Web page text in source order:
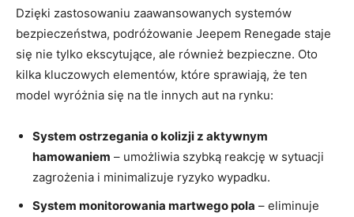
Dzięki zastosowaniu zaawansowanych ‌systemów
bezpieczeństwa,‌ podróżowanie Jeepem Renegade ‍staje
się nie ⁤tylko ekscytujące, ⁤ale również bezpieczne. Oto
kilka kluczowych ‍elementów, które sprawiają, że ten
model wyróżnia⁣ się na tle innych ‍aut na rynku:
System ostrzegania o ⁤kolizji z aktywnym
hamowaniem – umożliwia szybką reakcję w‌ sytuacji
zagrożenia i minimalizuje ryzyko wypadku.
System monitorowania martwego pola – eliminuje